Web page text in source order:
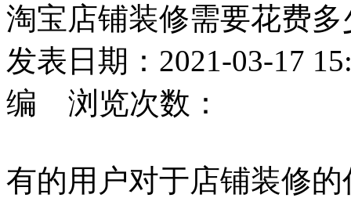
淘宝店铺装修需要花费
发表日期：2021-03-17
编 浏览次数：
有的用户对于店铺装修